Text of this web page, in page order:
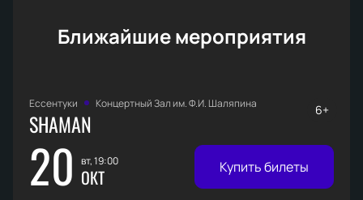
Ближайшие мероприятия
Ессентуки Концертный Зал им. Ф.И. Шаляпина
SHAMAN
20 вт, 19:00
ОКТ
6+
Купить билеты